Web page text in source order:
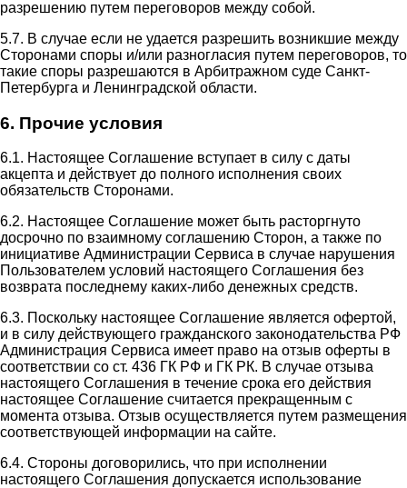
разрешению путем переговоров между собой.
5.7. В случае если не удается разрешить возникшие между
Сторонами споры и/или разногласия путем переговоров, то
такие споры разрешаются в Арбитражном суде Санкт-
Петербурга и Ленинградской области.
6. Прочие условия
6.1. Настоящее Соглашение вступает в силу с даты
акцепта и действует до полного исполнения своих
обязательств Сторонами.
6.2. Настоящее Соглашение может быть расторгнуто
досрочно по взаимному соглашению Сторон, а также по
инициативе Администрации Сервиса в случае нарушения
Пользователем условий настоящего Соглашения без
возврата последнему каких-либо денежных средств.
6.3. Поскольку настоящее Соглашение является офертой,
и в силу действующего гражданского законодательства РФ
Администрация Сервиса имеет право на отзыв оферты в
соответствии со ст. 436 ГК РФ и ГК РК. В случае отзыва
настоящего Соглашения в течение срока его действия
настоящее Соглашение считается прекращенным с
момента отзыва. Отзыв осуществляется путем размещения
соответствующей информации на сайте.
6.4. Стороны договорились, что при исполнении
настоящего Соглашения допускается использование